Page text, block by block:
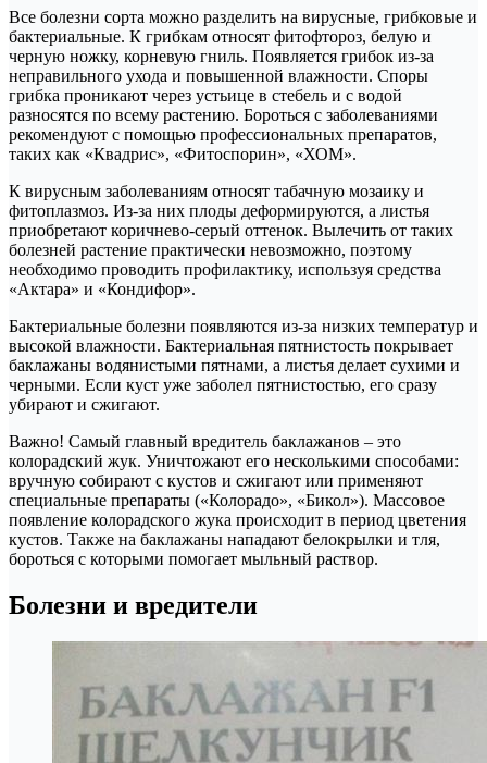
Все болезни сорта можно разделить на вирусные, грибковые и
бактериальные. К грибкам относят фитофтороз, белую и
черную ножку, корневую гниль. Появляется грибок из-за
неправильного ухода и повышенной влажности. Споры
грибка проникают через устьице в стебель и с водой
разносятся по всему растению. Бороться с заболеваниями
рекомендуют с помощью профессиональных препаратов,
таких как «Квадрис», «Фитоспорин», «ХОМ».
К вирусным заболеваниям относят табачную мозаику и
фитоплазмоз. Из-за них плоды деформируются, а листья
приобретают коричнево-серый оттенок. Вылечить от таких
болезней растение практически невозможно, поэтому
необходимо проводить профилактику, используя средства
«Актара» и «Кондифор».
Бактериальные болезни появляются из-за низких температур и
высокой влажности. Бактериальная пятнистость покрывает
баклажаны водянистыми пятнами, а листья делает сухими и
черными. Если куст уже заболел пятнистостью, его сразу
убирают и сжигают.
Важно! Самый главный вредитель баклажанов – это
колорадский жук. Уничтожают его несколькими способами:
вручную собирают с кустов и сжигают или применяют
специальные препараты («Колорадо», «Бикол»). Массовое
появление колорадского жука происходит в период цветения
кустов. Также на баклажаны нападают белокрылки и тля,
бороться с которыми помогает мыльный раствор.
Болезни и вредители